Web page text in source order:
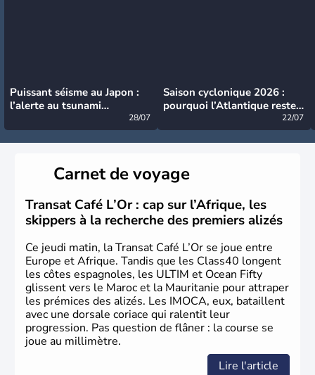
Puissant séisme au Japon :
l’alerte au tsunami
28/07
Saison cyclonique 2026 :
pourquoi l’Atlantique reste
22/07
Carnet de voyage
Transat Café L’Or : cap sur l’Afrique, les
skippers à la recherche des premiers alizés
Ce jeudi matin, la Transat Café L’Or se joue entre
Europe et Afrique. Tandis que les Class40 longent
les côtes espagnoles, les ULTIM et Ocean Fifty
glissent vers le Maroc et la Mauritanie pour attraper
les prémices des alizés. Les IMOCA, eux, bataillent
avec une dorsale coriace qui ralentit leur
progression. Pas question de flâner : la course se
joue au millimètre.
Lire l'article